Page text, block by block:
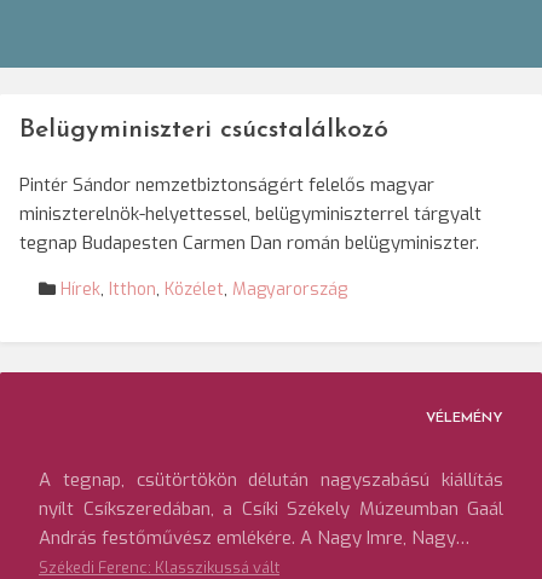
Belügyminiszteri csúcstalálkozó
Pintér Sándor nemzetbiztonságért felelős magyar
miniszterelnök-helyettessel, belügyminiszterrel tárgyalt
tegnap Budapesten Carmen Dan román belügyminiszter.
Hírek, Itthon, Közélet, Magyarország
VÉLEMÉNY
A tegnap, csütörtökön délután nagyszabású kiállítás
nyílt Csíkszeredában, a Csíki Székely Múzeumban Gaál
András festőművész emlékére. A Nagy Imre, Nagy…
Székedi Ferenc: Klasszikussá vált